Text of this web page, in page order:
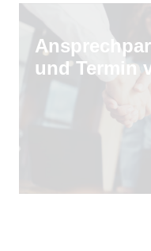
und Termin